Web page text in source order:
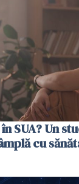
SUA? Un
cu